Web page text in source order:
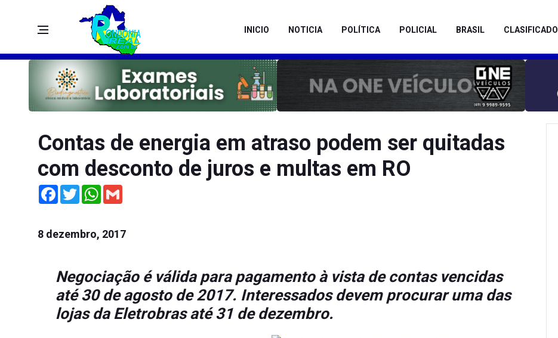
INICIO NOTICIA POLÍTICA POLICIAL BRASIL CLASIFICADO
Contas de energia em atraso podem ser quitadas
com desconto de juros e multas em RO
Facebook
TwitterWhatsApp
8 dezembro, 2017
Negociação é válida para pagamento à vista de contas vencidas
até 30 de agosto de 2017. Interessados devem procurar uma das
lojas da Eletrobras até 31 de dezembro.